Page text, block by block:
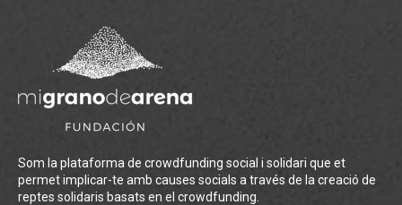
Som la plataforma de crowdfunding social i solidari que et
permet implicar-te amb causes socials a través de la creació de
reptes solidaris basats en el crowdfunding.